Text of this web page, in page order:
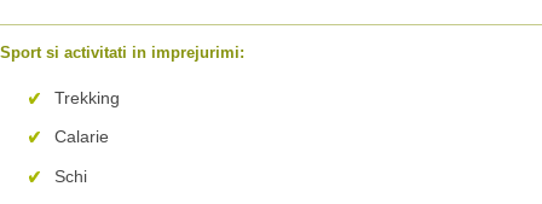
Sport si activitati in imprejurimi:
Trekking
Calarie
Schi